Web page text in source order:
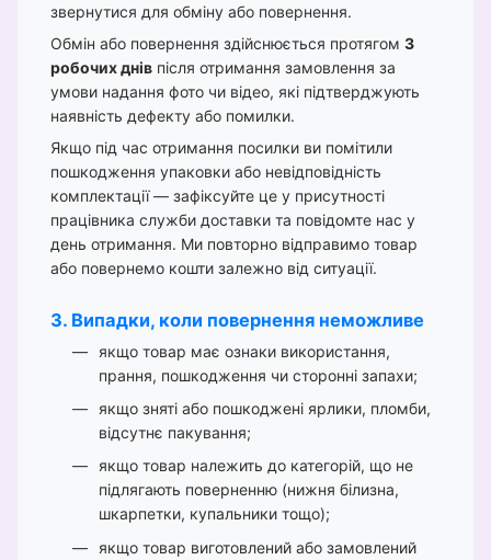
звернутися для обміну або повернення.
Обмін або повернення здійснюється протягом 3
робочих днів після отримання замовлення за
умови надання фото чи відео, які підтверджують
наявність дефекту або помилки.
Якщо під час отримання посилки ви помітили
пошкодження упаковки або невідповідність
комплектації — зафіксуйте це у присутності
працівника служби доставки та повідомте нас у
день отримання. Ми повторно відправимо товар
або повернемо кошти залежно від ситуації.
3. Випадки, коли повернення неможливе
якщо товар має ознаки використання,
прання, пошкодження чи сторонні запахи;
якщо зняті або пошкоджені ярлики, пломби,
відсутнє пакування;
якщо товар належить до категорій, що не
підлягають поверненню (нижня білизна,
шкарпетки, купальники тощо);
якщо товар виготовлений або замовлений